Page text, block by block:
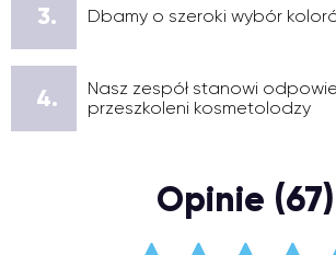
3. Dbamy o szeroki wybór
4.
Nasz zespół stanowi
przeszkoleni kosmetolodzy
Opinie (67)